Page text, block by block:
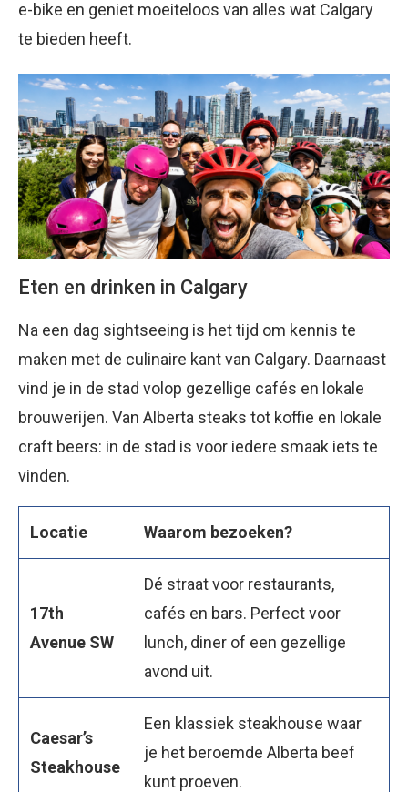
e-bike en geniet moeiteloos van alles wat Calgary
te bieden heeft.
Eten en drinken in Calgary
Na een dag sightseeing is het tijd om kennis te
maken met de culinaire kant van Calgary. Daarnaast
vind je in de stad volop gezellige cafés en lokale
brouwerijen. Van Alberta steaks tot koffie en lokale
craft beers: in de stad is voor iedere smaak iets te
vinden.
Locatie Waarom bezoeken?
17th
Avenue SW
Dé straat voor restaurants,
cafés en bars. Perfect voor
lunch, diner of een gezellige
avond uit.
Caesar’s
Steakhouse
Een klassiek steakhouse waar
je het beroemde Alberta beef
kunt proeven.